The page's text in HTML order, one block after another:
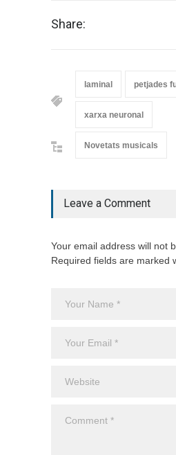
Share:
laminal petjades
xarxa neuronal
Novetats musicals
Leave a Comment
Your email address will not
Required fields are marked